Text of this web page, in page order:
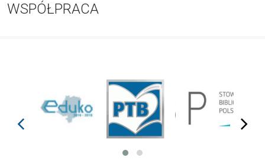
WSPÓŁPRACA
prev next